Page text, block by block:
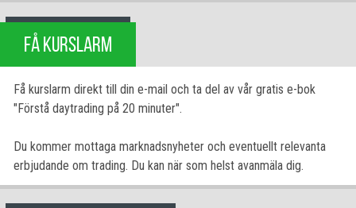
FÅ KURSLARM
Få kurslarm direkt till din e-mail och ta del av vår gratis e-bok
"Förstå daytrading på 20 minuter".
Du kommer mottaga marknadsnyheter och eventuellt relevanta
erbjudande om trading. Du kan när som helst avanmäla dig.